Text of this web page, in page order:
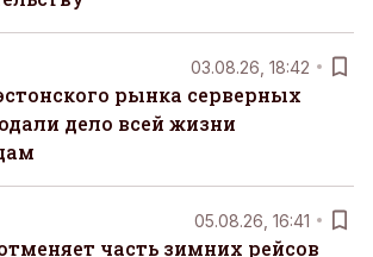
03.08.26, 18:42
рынка серверных
дело всей жизни
05.08.26, 16:41
часть зимних рейсов